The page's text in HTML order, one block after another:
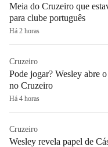
Meia do Cruzeiro que
para clube português
Há 2 horas
Cruzeiro
Pode jogar? Wesley abre
no Cruzeiro
Há 4 horas
Cruzeiro
Wesley revela papel de